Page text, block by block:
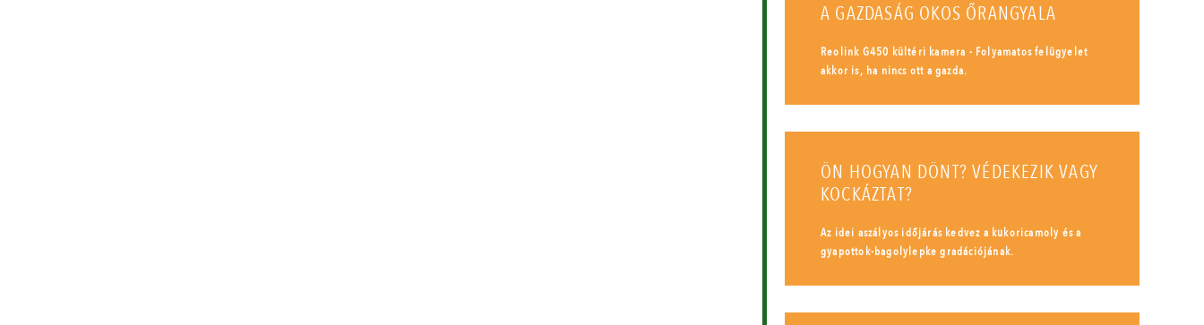
A GAZDASÁG OKOS ŐRANGYALA
Reolink G450 kültéri kamera - Folyamatos felügyelet
akkor is, ha nincs ott a gazda.
ÖN HOGYAN DÖNT? VÉDEKEZIK VAGY
KOCKÁZTAT?
Az idei aszályos időjárás kedvez a kukoricamoly és a
gyapottok-bagolylepke gradációjának.